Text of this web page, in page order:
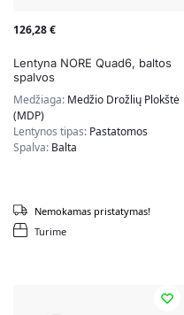
126,28€
Lentyna NORE Quad6, baltos
spalvos
Medžiaga: Medžio Drožlių Plokštė
(MDP)
Lentynos tipas: Pastatomos
Spalva: Balta
Turime
Nemokamas pristatymas!